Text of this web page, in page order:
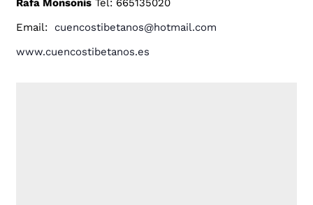
Rafa MonsonísTel: 665135020
Email: cuencostibetanos@hotmail.com
www.cuencostibetanos.es